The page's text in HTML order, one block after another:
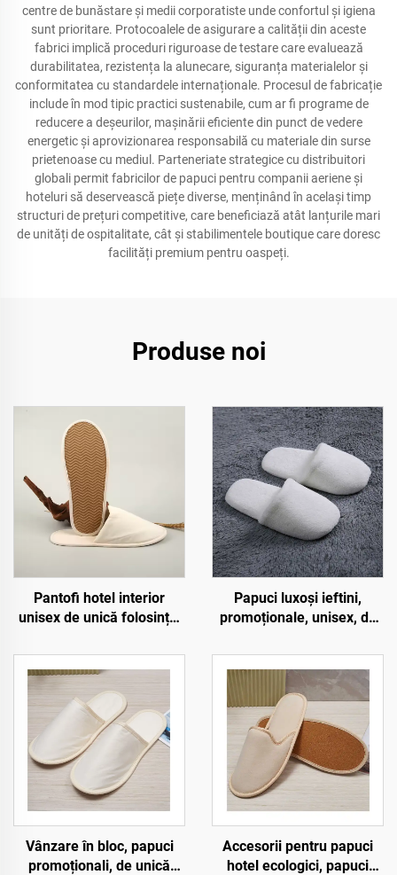
centre de bunăstare și medii corporatiste unde confortul și igiena
sunt prioritare. Protocoalele de asigurare a calității din aceste
fabrici implică proceduri riguroase de testare care evaluează
durabilitatea, rezistența la alunecare, siguranța materialelor și
conformitatea cu standardele internaționale. Procesul de fabricație
include în mod tipic practici sustenabile, cum ar fi programe de
reducere a deșeurilor, mașinării eficiente din punct de vedere
energetic și aprovizionarea responsabilă cu materiale din surse
prietenoase cu mediul. Parteneriate strategice cu distribuitori
globali permit fabricilor de papuci pentru companii aeriene și
hoteluri să deservească piețe diverse, menținând în același timp
structuri de prețuri competitive, care beneficiază atât lanțurile mari
de unități de ospitalitate, cât și stabilimentele boutique care doresc
facilități premium pentru oaspeți.
Produse noi
Pantofi hotel interior
unisex de unică folosință,
calitate, cu bătătură
moale, pentru oaspeți,
destinați camerele de
hotel
Papuci luxoși ieftini,
promoționale, unisex, de
confortabili, pentru
camere de hotel, vânzare
în bloc
Vânzare în bloc, papuci
promoționali, de unică
Accesorii pentru papuci
hotel ecologici, papuci